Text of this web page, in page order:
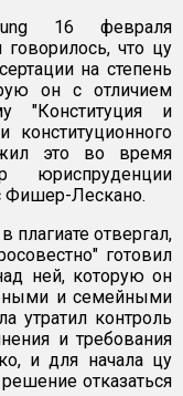
16 февраля
что цу
на степень
он с отличием
"Конституция и
конституционного
это во время
юриспруденции
Фишер-Лескано.
плагиате отвергал,
готовил
ней, которую он
и семейными
утратил контроль
и требования
и для начала цу
отказаться